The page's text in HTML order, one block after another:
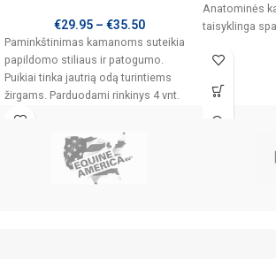
€29.95 – €35.50
Paminkštinimas kamanoms suteikia
papildomo stiliaus ir patogumo.
Puikiai tinka jautrią odą turintiems
žirgams. Parduodami rinkinys 4 vnt.
Anatominės
taisyklinga